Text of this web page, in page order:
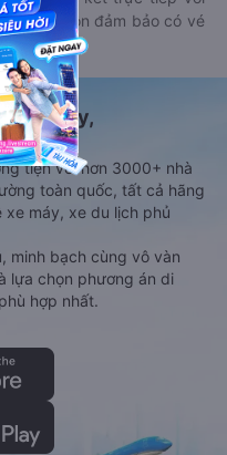
hoả, luôn đảm bảo có vé
Máy bay,
tiện với hơn 3000+ nhà
toàn quốc, tất cả hãng
máy, xe du lịch phủ
minh bạch cùng vô vàn
lựa chọn phương án di
hợp nhất.